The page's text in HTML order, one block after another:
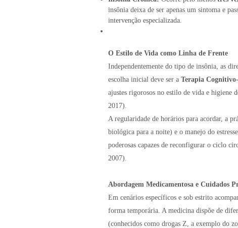
insônia deixa de ser apenas um sintoma e
intervenção especializada.
O Estilo de Vida como Linha de Frente
Independentemente do tipo de insônia, as
escolha inicial deve ser a Terapia
ajustes rigorosos no estilo de vida e higiene
2017).
A regularidade de horários para acordar, a
biológica para a noite) e o manejo do
poderosas capazes de reconfigurar o ciclo
2007).
Abordagem Medicamentosa e Cuidados
Em cenários específicos e sob estrito
forma temporária. A medicina dispõe de
(conhecidos como drogas Z, a exemplo do